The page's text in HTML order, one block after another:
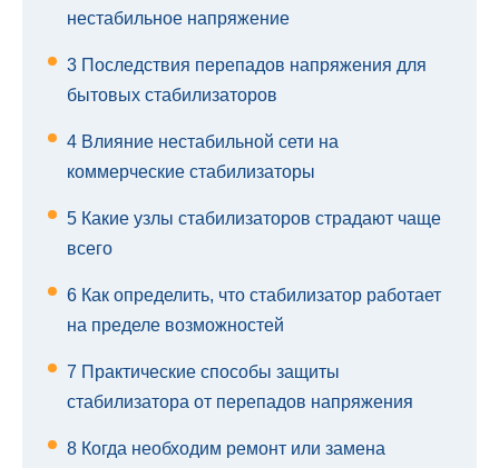
нестабильное напряжение
3 Последствия перепадов напряжения для
бытовых стабилизаторов
4 Влияние нестабильной сети на
коммерческие стабилизаторы
5 Какие узлы стабилизаторов страдают чаще
всего
6 Как определить, что стабилизатор работает
на пределе возможностей
7 Практические способы защиты
стабилизатора от перепадов напряжения
8 Когда необходим ремонт или замена